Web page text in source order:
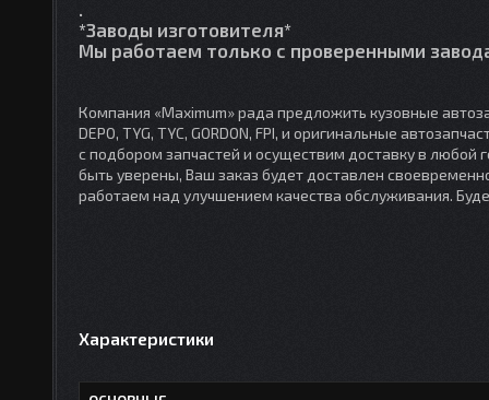
*Заводы изготовителя*
Мы работаем только с проверенными
Компания «Maximum» рада предложить кузовные
DEPO, TYG, TYC, GORDON, FPI, и оригинальные
с подбором запчастей и осуществим доставку в
быть уверены, Ваш заказ будет доставлен
работаем над улучшением качества обслуживания.
Характеристики